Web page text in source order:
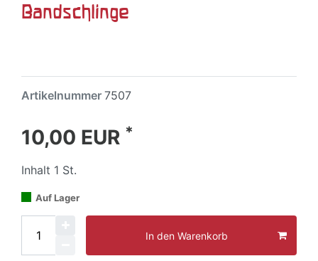
Bandschlinge
Artikelnummer 7507
10,00 EUR *
Inhalt 1 St.
Auf Lager
In den Warenkorb